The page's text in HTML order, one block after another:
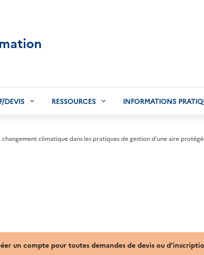
DEVIS RESSOURCES INFORMATIONS
changement climatique dans les pratiques de gestion d'une aire
un compte pour toutes demandes de devis ou